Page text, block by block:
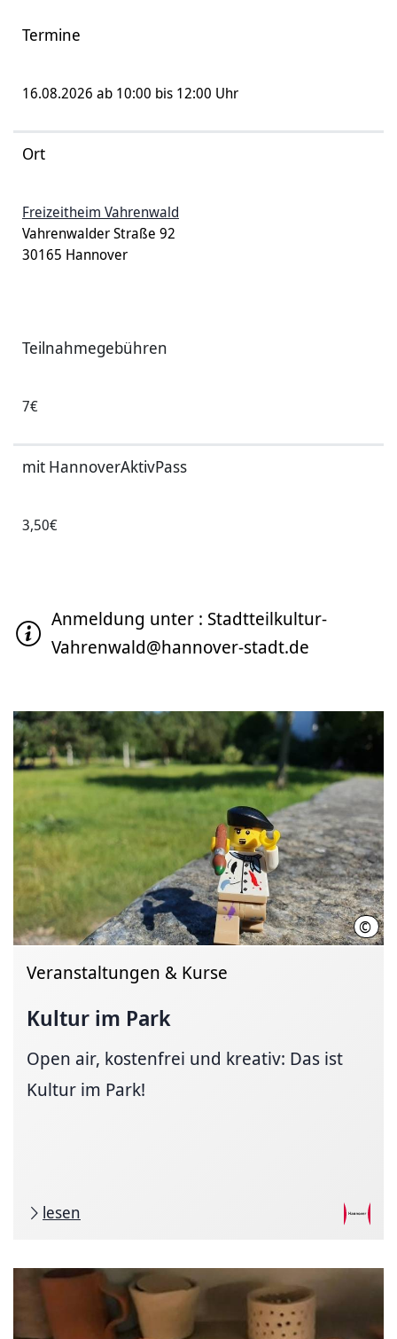
Termine
16.08.2026 ab 10:00 bis 12:00 Uhr
Ort
Freizeitheim Vahrenwald
Vahrenwalder Straße 92
30165 Hannover
Teilnahmegebühren
7€
mit HannoverAktivPass
3,50€
Anmeldung unter : Stadtteilkultur-
Vahrenwald@hannover-stadt.de
© LHH
Veranstaltungen & Kurse
Kultur im Park
Open air, kostenfrei und kreativ: Das ist
Kultur im Park!
lesen